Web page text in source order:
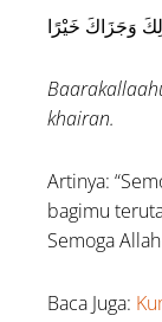
وَجَزَاكَ خَيْرًا
khairan.
Artinya:
bagimu
Semoga
Baca Juga: